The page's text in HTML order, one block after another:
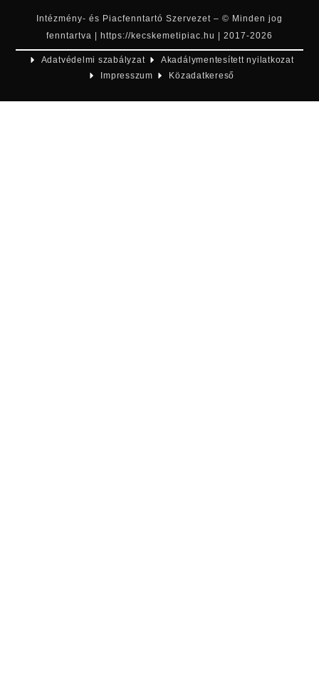
Intézmény- és Piacfenntartó Szervezet – © Minden jog
fenntartva | https://kecskemetipiac.hu | 2017-2026
Adatvédelmi szabályzat
Akadálymentesített nyilatkozat
Impresszum
Közadatkereső